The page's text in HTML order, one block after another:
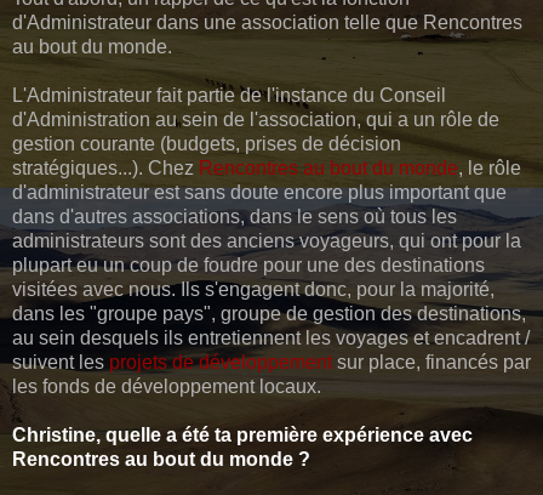
d'Administrateur dans une association telle que Rencontres
au bout du monde.
L'Administrateur fait partie de l'instance du Conseil
d'Administration au sein de l'association, qui a un rôle de
gestion courante (budgets, prises de décision
stratégiques...). Chez Rencontres au bout du monde, le rôle
d'administrateur est sans doute encore plus important que
dans d'autres associations, dans le sens où tous les
administrateurs sont des anciens voyageurs, qui ont pour la
plupart eu un coup de foudre pour une des destinations
visitées avec nous. Ils s'engagent donc, pour la majorité,
dans les "groupe pays", groupe de gestion des destinations,
au sein desquels ils entretiennent les voyages et encadrent /
suivent les projets de développement sur place, financés par
les fonds de développement locaux.
Christine, quelle a été ta première expérience avec
Rencontres au bout du monde ?